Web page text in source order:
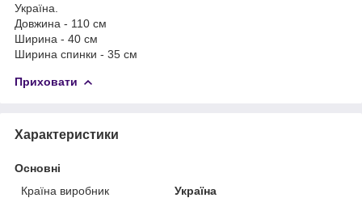
Україна.
Довжина - 110 см
Ширина - 40 см
Ширина спинки - 35 см
Приховати
Характеристики
Основні
Країна виробник
Україна